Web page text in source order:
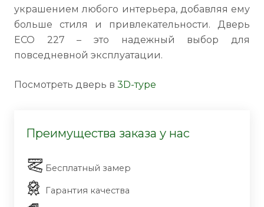
украшением любого интерьера, добавляя ему
больше стиля и привлекательности. Дверь
ECO 227 – это надежный выбор для
повседневной эксплуатации.
Посмотреть дверь в 3D-туре
Преимущества заказа у нас
Бесплатный замер
Гарантия качества